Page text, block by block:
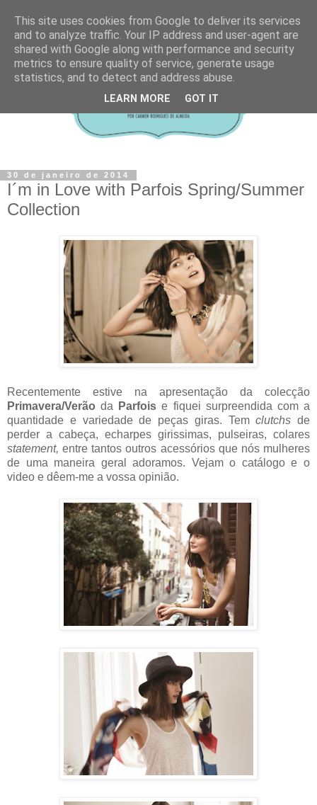
30 de janeiro de 2014
I´m in Love with Parfois Spring/Summer
Collection
Recentemente estive na apresentação da colecção
Primavera/Verão da Parfois e fiquei surpreendida com a
quantidade e variedade de peças giras. Temclutchs de
perder a cabeça, echarpes girissimas, pulseiras, colares
statement, entre tantos outros acessórios que nós mulheres
de uma maneira geral adoramos. Vejam o catálogo e o
video e dêem-me a vossa opinião.
This site uses cookies from Google to deliver its services
and to analyze traffic. Your IP address and user-agent are
shared with Google along with performance and security
metrics to ensure quality of service, generate usage
statistics, and to detect and address abuse.
LEARN MORE GOT IT